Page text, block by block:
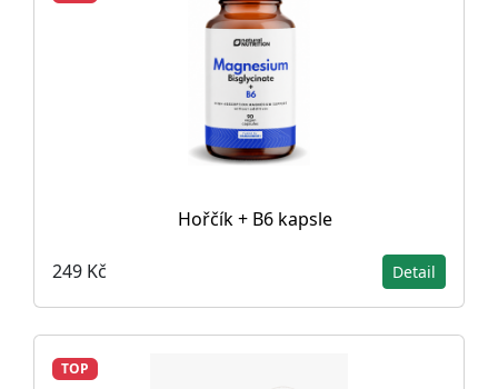
Hořčík + B6 kapsle
249 Kč Detail
TOP